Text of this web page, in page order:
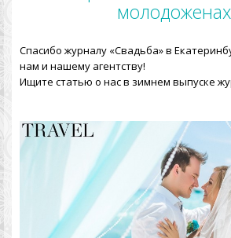
Спасибо журналу «Свадьба» в
нам и нашему агентству!
Ищите статью о нас в зимнем выпуске